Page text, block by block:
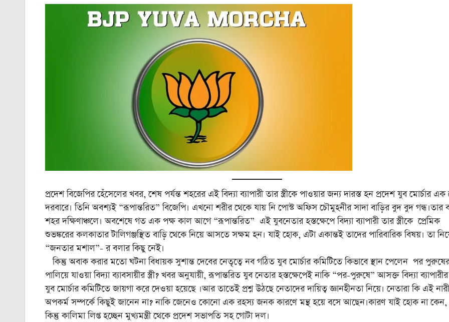
প্রদেশ বিজেপির হেঁসেলের খবর, শেষ পর্যন্ত শহরের এই বিদ্যা ব্যাপারী তার স্ত্রীকে পাওয়ার জন্য দারস্ত হন প্রদেশ যুব মোর্চার এক
দরবারে। তিনি অবশ্যই “রূপান্তরিত” বিজেপি। এখনো শরীর থেকে যায় নি পোস্ট অফিস চৌমুহনীর সাদা বাড়ির বুদ বুদ গন্ধ।তার
শহর দক্ষিণাঞ্চলে। অবশেষে গত এক পক্ষ কাল আগে “রূপান্তরিত” এই যুবনেতার হস্তক্ষেপে বিদ্যা ব্যাপারী তার স্ত্রীকে প্রেমিক
শুভঙ্করের কলকাতার টালিগঞ্জস্থিত বাড়ি থেকে নিয়ে আসতে সক্ষম হন। যাই হোক, এটা একান্তই তাদের পারিবারিক বিষয়। তা
“জনতার মশাল”- র বলার কিছু নেই।
কিন্তু অবাক করার মতো ঘটনা বিধায়ক সুশান্ত দেবের নেতৃত্বে নব গঠিত যুব মোর্চার কমিটিতে কিভাবে স্থান পেলেন পর
পালিয়ে যাওয়া বিদ্যা ব্যাবসায়ীর স্ত্রী? খবর অনুযায়ী, রূপান্তরিত যুব নেতার হস্তক্ষেপেই নাকি “পর-পুরুষে” আসক্ত বিদ্যা ব্যাপারীর
যুব মোর্চার কমিটিতে জায়গা করে দেওয়া হয়েছে ।আর তাতেই প্রশ্ন উঠছে নেতাদের দায়িত্ব জ্ঞানহীনতা নিয়ে। নেতারা কি এই
অপকর্ম সম্পর্কে কিছুই জানেন না? নাকি জেনেও কোনো এক রহস্য জনক কারণে মন্থ হয়ে বসে আছেন।কারণ যাই হোক না কেন,
কিন্তু কালিমা লিপ্ত হচ্ছেন মুখ্যমন্ত্রী থেকে প্রদেশ সভাপতি সহ গোটা দল।